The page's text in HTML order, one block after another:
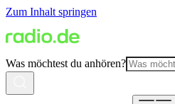
Zum Inhalt springen
Was möchtest du anhören?